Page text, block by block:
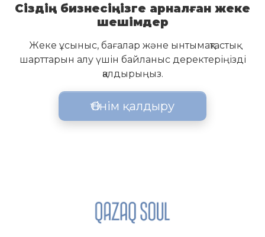
Сіздің бизнесіңізге арналған жеке
шешімдер
Жеке ұсыныс, бағалар және ынтымақтастық
шарттарын алу үшін байланыс деректеріңізді
қалдырыңыз.
Өтінім қалдыру